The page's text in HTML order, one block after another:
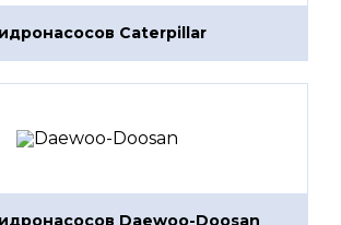
Caterpillar
Daewoo-Doosan